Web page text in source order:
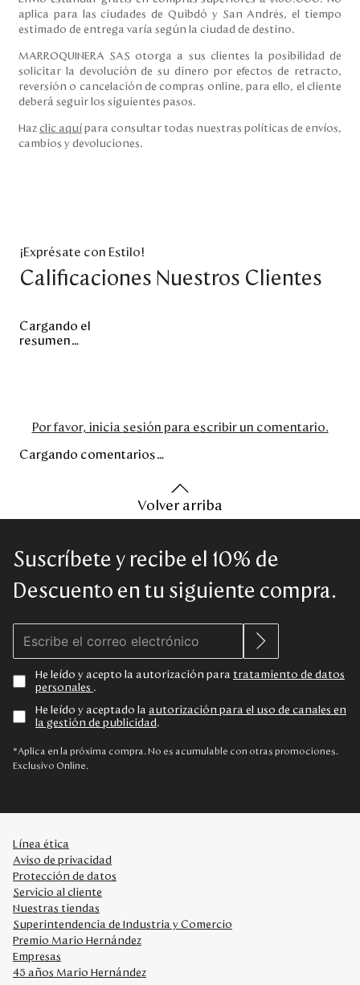
aplica para las ciudades de Quibdó y San Andrés, el tiempo
estimado de entrega varía según la ciudad de destino.
MARROQUINERA SAS otorga a sus clientes la posibilidad de
solicitar la devolución de su dinero por efectos de retracto,
reversión o cancelación de compras online, para ello, el cliente
deberá seguir los siguientes pasos.
Haz clic aquí para consultar todas nuestras políticas de envíos,
cambios y devoluciones.
¡Exprésate con Estilo!
Calificaciones Nuestros Clientes
Cargando el
resumen…
Por favor, inicia sesión para escribir un comentario.
Cargando comentarios…
Volver arriba
Suscríbete y recibe el 10% de
Descuento en tu siguiente compra.
He leído y acepto la autorización para tratamiento de datos
personales .
He leído y aceptado la autorización para el uso de canales en
la gestión de publicidad .
*Aplica en la próxima compra. No es acumulable con otras promociones.
Exclusivo Online.
Línea ética
Aviso de privacidad
Protección de datos
Servicio al cliente
Nuestras tiendas
Superintendencia de Industria y Comercio
Premio Mario Hernández
Empresas
45 años Mario Hernández